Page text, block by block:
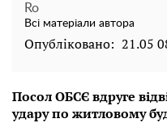
Ro
Всі матеріали автора
Опубліковано: 21.05
Посол ОБСЄ вдруге
удару по житловому